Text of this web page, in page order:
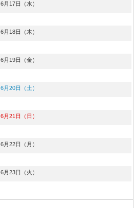
6月17日（水）
6月18日（木）
6月19日（金）
6月20日（土）
6月21日（日）
6月22日（月）
6月23日（火）